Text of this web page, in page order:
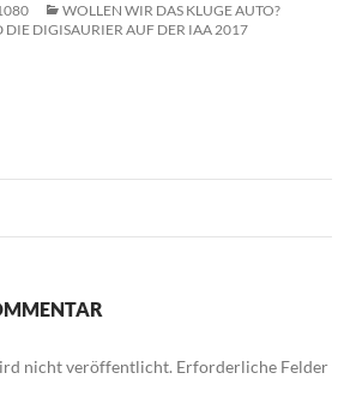
WOLLEN WIR DAS KLUGE AUTO?
DIGISAURIER AUF DER IAA 2017
nicht veröffentlicht. Erforderliche Felder